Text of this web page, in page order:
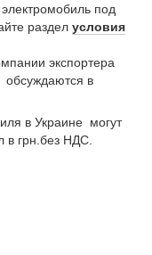
под
раздел условия
экспортера
обсуждаются в
в Украине могут
в грн.без НДС.